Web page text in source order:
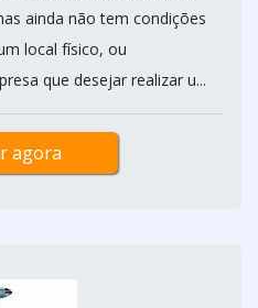
ainda não tem condições
local físico, ou
que desejar realizar u...
agora